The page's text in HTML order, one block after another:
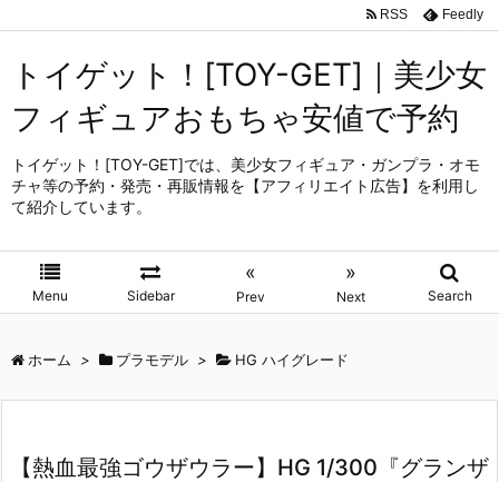
トイゲット！[TOY-GET]｜美少女
フィギュアおもちゃ安値で予約
トイゲット！[TOY-GET]では、美少女フィギュア・ガンプラ・オモ
チャ等の予約・発売・再販情報を【アフィリエイト広告】を利用し
て紹介しています。
Menu Sidebar
«
Prev
»
Next Search
RSS Feedly
ホーム > プラモデル > HG ハイグレード
【熱血最強ゴウザウラー】HG 1/300『グランザ